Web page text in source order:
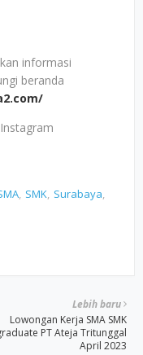
informasi
beranda
SMK Surabaya
Lebih baru
Lowongan Kerja SMA SMK
PT Ateja Tritunggal
April 2023